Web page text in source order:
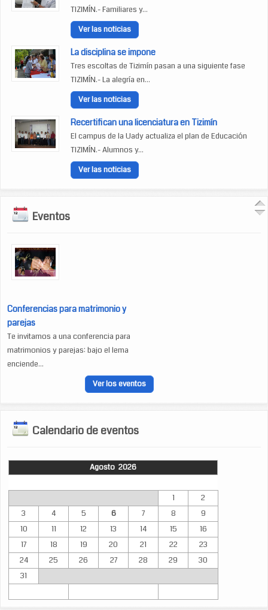
TIZIMÍN.- Familiares y...
Ver las noticias
La disciplina se impone
Tres escoltas de Tizimín pasan a una siguiente fase
TIZIMÍN.- La alegría en...
Ver las noticias
Recertifican una licenciatura en Tizimín
El campus de la Uady actualiza el plan de Educación
TIZIMÍN.- Alumnos y...
Ver las noticias
Eventos
Conferencias para matrimonio y
parejas
Te invitamos a una conferencia para
matrimonios y parejas: bajo el lema
enciende...
Ver los eventos
Calendario de eventos
Agosto 2026
1
2
3
4 5 6 7 8
9
10
11 12 13 14 15
16
17
18 19 20 21 22
23
24
25 26 27 28 29
30
31